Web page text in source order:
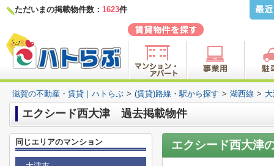
ただいまの掲載物件数： 1623件
滋賀の不動産・賃貸｜ハトらぶ > (賃貸)路線・駅から探す > 湖西線 >
エクシード西大津 過去掲載物件
エクシード西大津
同じエリアのマンション